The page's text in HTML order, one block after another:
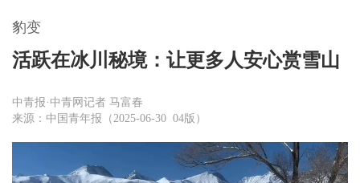
豹变
活跃在冰川秘境：让更多人安心赏雪山
中青报·中青网记者 马富春
来源：中国青年报（2025-06-30 04版）